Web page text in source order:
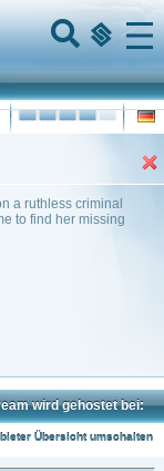
Menu
a ruthless criminal
to find her missing
wird gehostet bei:
Übersicht umschalten